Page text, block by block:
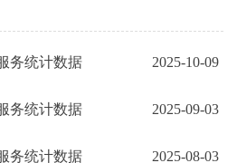
务统计数据 2025-10-09
务统计数据 2025-09-03
务统计数据 2025-08-03